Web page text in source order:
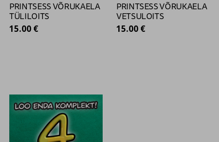
PRINTSESS VÕRUKAELA
TÜLILOITS
15.00 €
PRINTSESS VÕRUKAELA
VETSULOITS
15.00 €